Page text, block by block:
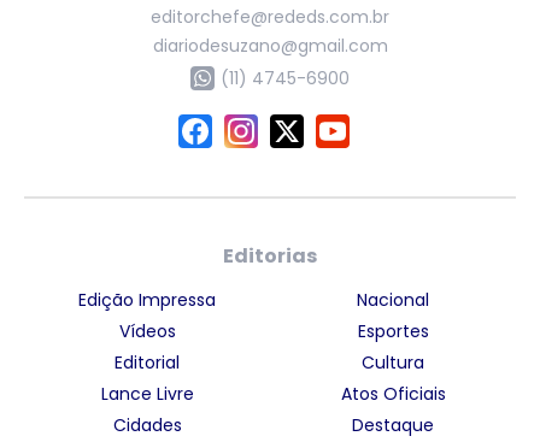
editorchefe@rededs.com.br
diariodesuzano@gmail.com
(11) 4745-6900
Editorias
Edição Impressa
Vídeos
Editorial
Lance Livre
Cidades
Nacional
Esportes
Cultura
Atos Oficiais
Destaque